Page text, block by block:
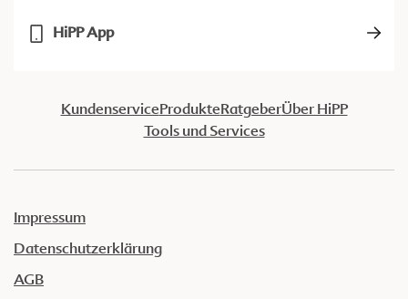
HiPP App
KundenserviceProdukteRatgeberÜber HiPP
Tools und Services
Impressum
Datenschutzerklärung
AGB